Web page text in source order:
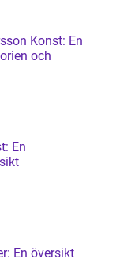
Konst: En
och
En
En översikt